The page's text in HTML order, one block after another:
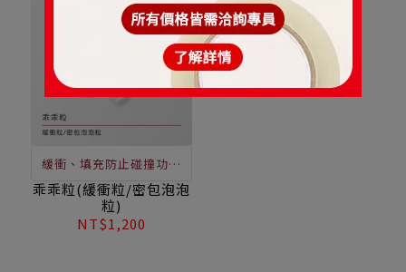
EPE、瓦楞紙、紙漿注模
等，此價格不含運費。
EPE、瓦楞紙、紙漿注模
等，此價格不含運費。
緩衝、填充防止碰撞功能
，便於物品裝箱時，固定
定位、緩衝吸震及排除破
損發生，保護性能穩定，
乖乖粒(緩衝粒/密包泡泡
粒)
NT$1,200